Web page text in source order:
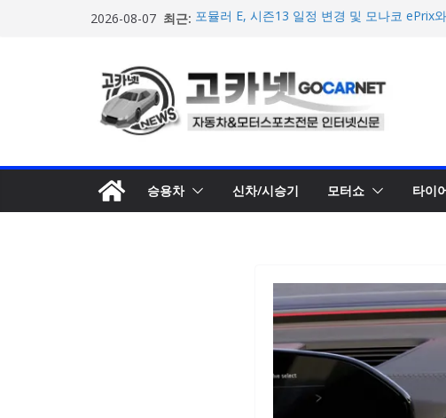
2026-08-07 최근: 포뮬러 E, 시즌13 일정 변경 및 모나코 ePrix
기차 ‘A2 e-트론’ 공개
현대차, 8세대 완전변경 ‘디 올 뉴 아반떼’ 주
개… 본격 계약 개시
2026년 7월 국내 수입 승용차 신규 등록 전년
한국타이어, 안전한 여름철 주행 위한 타이어
승용차 신차/시승기 모터쇼 타이